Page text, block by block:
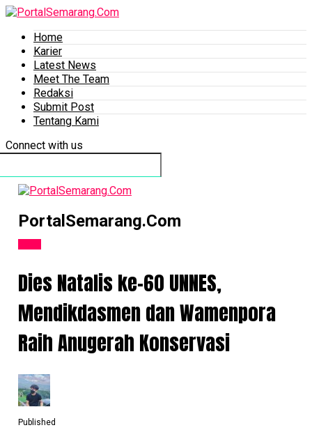
Home
Karier
Latest News
Meet The Team
Redaksi
Submit Post
Tentang Kami
Connect with us
PortalSemarang.Com
Dies Natalis ke-60 UNNES,
Mendikdasmen dan Wamenpora
Raih Anugerah Konservasi
Published